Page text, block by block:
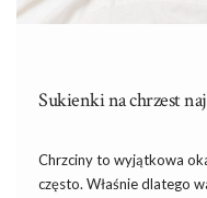
Sukienki na chrzest
Chrzciny to wyjątkowa
często. Właśnie dlatego